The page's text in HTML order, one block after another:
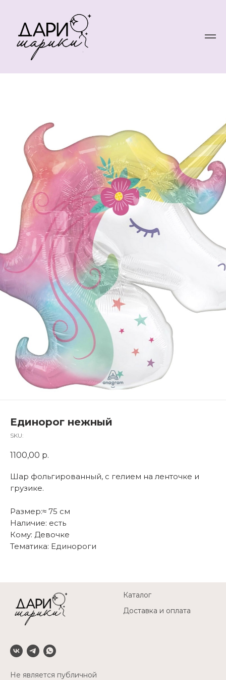
Единорог нежный
SKU:
1100,00 р.
Шар фольгированный, с гелием на ленточке и
грузике.
Размер:≈ 75 см
Наличие: есть
Кому: Девочке
Тематика: Единороги
Не является публичной
Каталог
Доставка и оплата